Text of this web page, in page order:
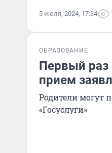
5 июля, 2024, 17:34
ОБРАЗОВАНИЕ
Первый раз
прием
Родители могут
«Госуслуги»